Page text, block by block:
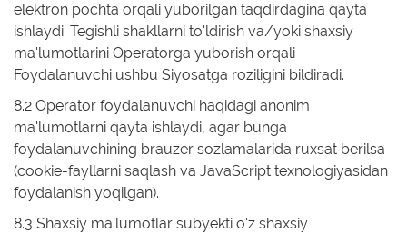
elektron pochta orqali yuborilgan taqdirdagina qayta
ishlaydi. Tegishli shakllarni to'ldirish va/yoki shaxsiy
ma'lumotlarini Operatorga yuborish orqali
Foydalanuvchi ushbu Siyosatga roziligini bildiradi.
8.2 Operator foydalanuvchi haqidagi anonim
ma'lumotlarni qayta ishlaydi, agar bunga
foydalanuvchining brauzer sozlamalarida ruxsat berilsa
(cookie-fayllarni saqlash va JavaScript texnologiyasidan
foydalanish yoqilgan).
8.3 Shaxsiy ma'lumotlar subyekti o'z shaxsiy